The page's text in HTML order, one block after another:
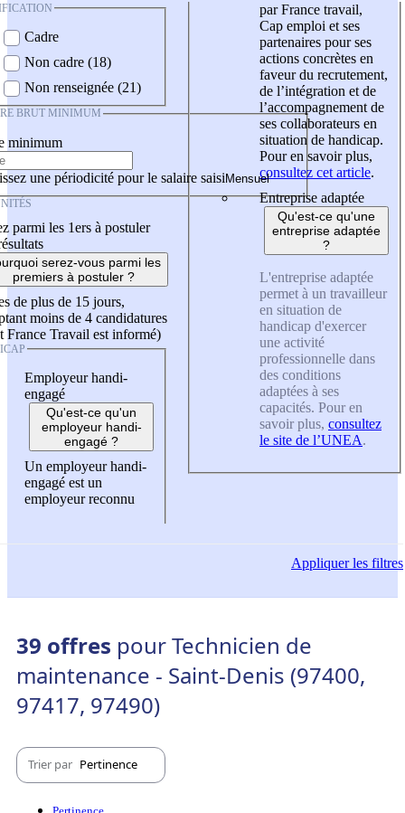
Cadre
Non cadre (18)
Non renseignée (21)
BRUT MINIMUM
minimum
une périodicité pour le salaire saisi
parmi les 1ers à postuler
serez-vous parmi les
premiers à postuler ?
de plus de 15 jours,
moins de 4 candidatures
France Travail est informé)
Employeur handi-
engagé
Qu'est-ce qu'un
employeur handi-
engagé ?
Un employeur handi-
engagé est un
employeur reconnu
par France travail,
Cap emploi et ses
partenaires pour ses
actions concrètes en
faveur du recrutement,
de l’intégration et de
l’accompagnement de
ses collaborateurs en
situation de handicap.
Pour en savoir plus,
consultez cet article.
Entreprise adaptée
Qu'est-ce qu'une
entreprise adaptée
?
L'entreprise adaptée
permet à un travailleur
en situation de
handicap d'exercer
une activité
professionnelle dans
des conditions
adaptées à ses
capacités. Pour en
savoir plus, consultez
le site de l’UNEA.
Appliquerles filtres
39 offres pour Technicien de
maintenance - Saint-Denis (97400,
97417, 97490)
Trier par Pertinence